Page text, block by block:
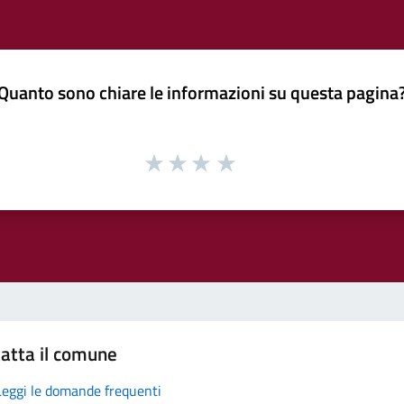
sono chiare le informazioni su questa
il comune
le domande frequenti